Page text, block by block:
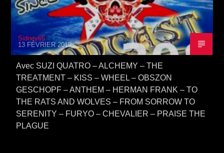
Sidney65
13 FÉVRIER 2019
Avec SUZI QUATRO – ALCHEMY – THE
TREATMENT – KISS – WHEEL – OBSZON
GESCHOPF – ANTHEM – HERMAN FRANK – TO
THE RATS AND WOLVES – FROM SORROW TO
SERENITY – FURYO – CHEVALIER – PRAISE THE
PLAGUE